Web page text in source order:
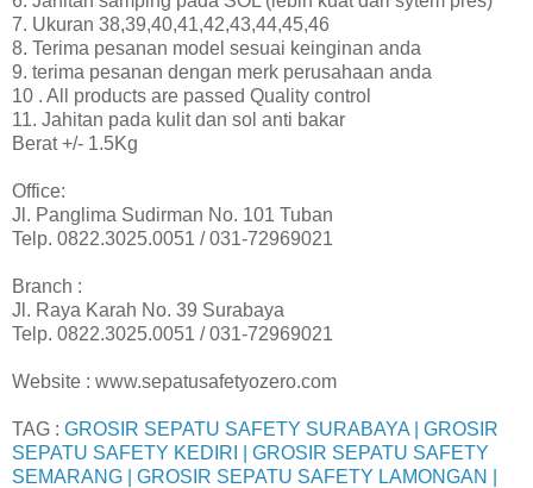
7. Ukuran 38,39,40,41,42,43,44,45,46
8. Terima pesanan model sesuai keinginan anda
9. terima pesanan dengan merk perusahaan anda
10 . All products are passed Quality control
11. Jahitan pada kulit dan sol anti bakar
Berat +/- 1.5Kg
Office:
Jl. Panglima Sudirman No. 101 Tuban
Telp. 0822.3025.0051 / 031-72969021
Branch :
Jl. Raya Karah No. 39 Surabaya
Telp. 0822.3025.0051 / 031-72969021
Website : www.sepatusafetyozero.com
TAG : GROSIR SEPATU SAFETY SURABAYA | GROSIR
SEPATU SAFETY KEDIRI | GROSIR SEPATU SAFETY
SEMARANG | GROSIR SEPATU SAFETY LAMONGAN |